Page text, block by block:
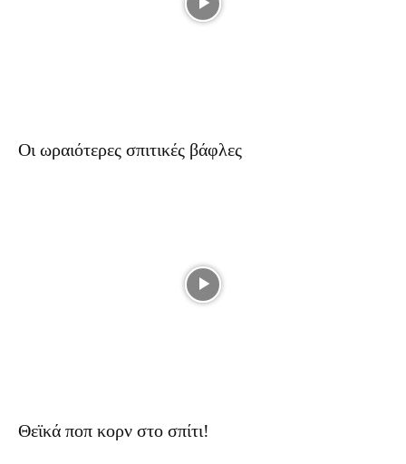
Οι ωραιότερες σπιτικές βάφλες
Θεϊκά ποπ κορν στο σπίτι!